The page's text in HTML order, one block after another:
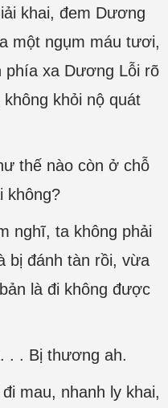
khai, đem Dương
một ngụm máu tươi,
phía xa Dương Lỗi rõ
khỏi nộ quát
thế nào còn ở chỗ
không?
nghĩ, ta không phải
bị đánh tàn rồi, vừa
là đi không được
. . Bị thương ah.
mau, nhanh ly khai,